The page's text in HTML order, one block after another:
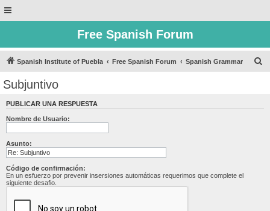
Free Spanish Forum
Spanish Institute of Puebla Free Spanish Forum Spanish Grammar
Subjuntivo
PUBLICAR UNA RESPUESTA
Nombre de Usuario:
Asunto:
Código de confirmación:
En un esfuerzo por prevenir insersiones automáticas requerimos que complete el
siguiente desafio.